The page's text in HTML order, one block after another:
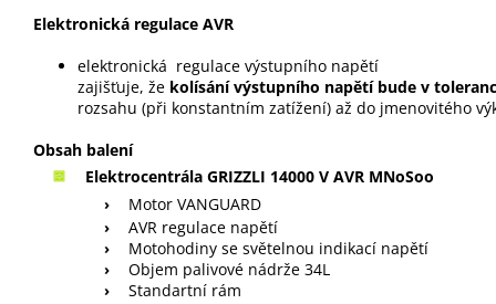
Elektronická regulace AVR
elektronická regulace výstupního napětí
zajišťuje, že kolísání výstupního napětí bude v
rozsahu (při konstantním zatížení) až do jmenovitého
Obsah balení
Elektrocentrála GRIZZLI 14000 V AVR MNoSoo
›
Motor VANGUARD
›
AVR regulace napětí
›
Motohodiny se světelnou indikací napětí
›
Objem palivové nádrže 34L
›
Standartní rám